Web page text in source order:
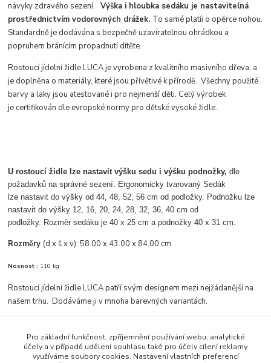
návyky zdravého sezení.Výška i hloubka sedáku je nastavitelná
prostřednictvím vodorovných drážek. To samé platíi o opěrce nohou.
Standardně je dodávána s bezpečně uzavíratelnou ohrádkou a
popruhem bránícím propadnutí dítěte.
Rostoucí jídelní židle LUCA je vyrobena z kvalitního masivního dřeva, a
je doplněna o materiály, které jsou přívětivé k přírodě. Všechny použité
barvy a laky jsou atestované i pro nejmenší děti. Celý výrobek
je certifikován dle evropské normy pro dětské vysoké židle.
U rostoucí židle lze nastavit výšku sedu i výšku podnožky,dle
požadavků na správné sezení. Ergonomicky tvarovaný Sedák
lze nastavit do výšky od 44, 48, 52, 56 cm od podložky. Podnožku lze
nastavit do výšky 12, 16, 20, 24, 28, 32, 36, 40 cm od
podložky. Rozměr sedáku je 40 x 25 cm a podnožky 40 x 31 cm.
Rozměry (d x š x v): 58.00 x 43.00 x 84.00 cm
Nosnost : 110 kg
Rostoucí jídelní židle LUCA patří svým designem mezi nejžádanější na
našem trhu. Dodáváme ji v mnoha barevných variantách.
Zboží zařazeno v kategoriích
Pro základní funkčnost, zpříjemnění používání webu, analytické
účely a v případě udělení souhlasu také pro účely cílení reklamy
využíváme soubory cookies. Nastavení vlastních preferencí